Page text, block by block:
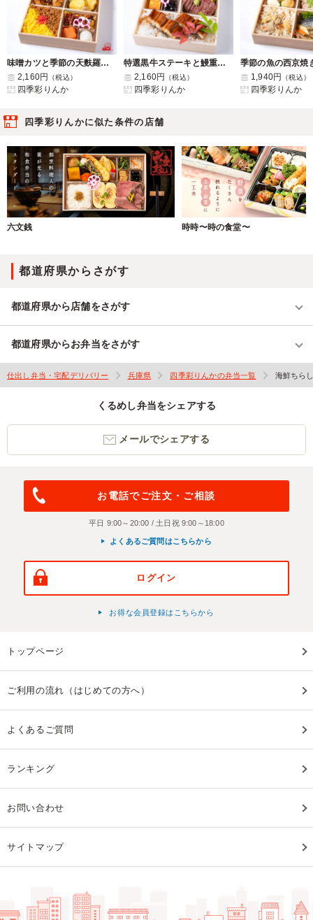
味噌カツと季節の天麩羅のそぼろ重御膳
2,160円
（税込）
四季彩りんか
特選黒牛ステーキと鰻重御膳
2,160円
（税込）
四季彩りんか
1,940円 （税込）
四季彩りんか
四季彩りんかに似た条件の店舗
六文銭 時時〜時の食堂〜
都道府県からさがす
都道府県から店舗をさがす
都道府県からお弁当をさがす
仕出し弁当・宅配デリバリー 兵庫県 四季彩りんかの弁当一覧 海鮮ちら
くるめし弁当をシェアする
メールでシェアする
お電話でご注文・ご相談
平日 9:00～20:00 / 土日祝 9:00～18:00
よくあるご質問はこちらから
ログイン
お得な会員登録はこちらから
トップページ
ご利用の流れ（はじめての方へ）
よくあるご質問
ランキング
お問い合わせ
サイトマップ